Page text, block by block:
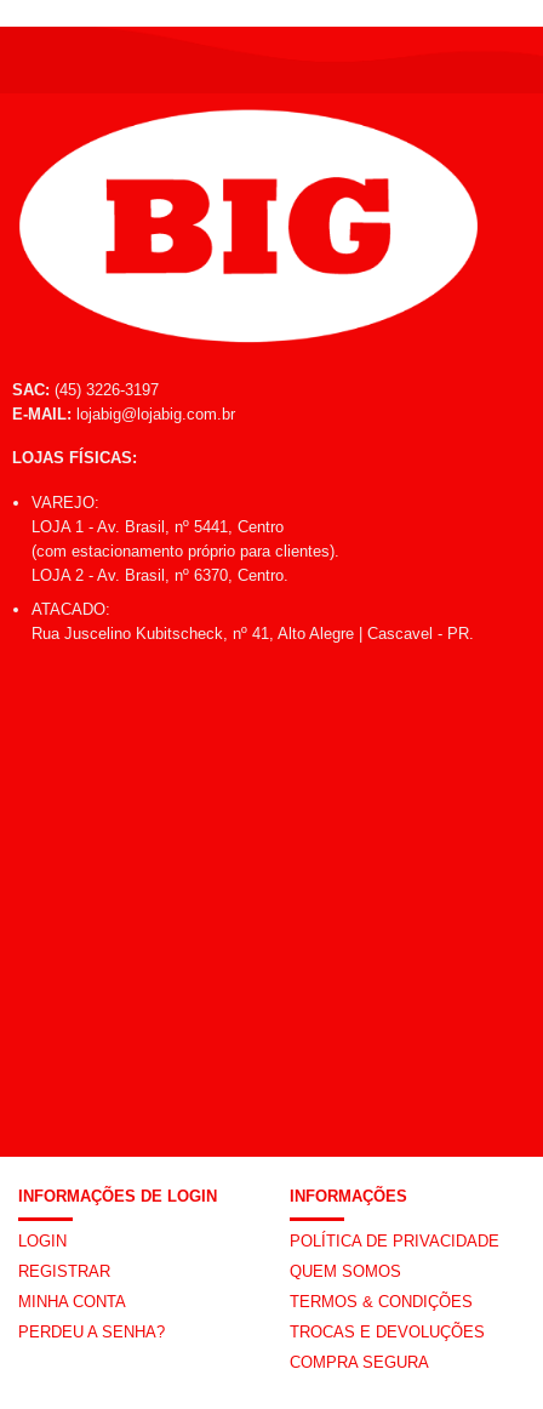
SAC: (45) 3226-3197
E-MAIL: lojabig@lojabig.com.br
LOJAS FÍSICAS:
VAREJO:
LOJA 1 - Av. Brasil, nº 5441, Centro
(com estacionamento próprio para clientes).
LOJA 2 - Av. Brasil, nº 6370, Centro.
ATACADO:
Rua Juscelino Kubitscheck, nº 41, Alto Alegre | Cascavel - PR.
INFORMAÇÕES DE LOGIN
LOGIN
REGISTRAR
MINHA CONTA
PERDEU A SENHA?
INFORMAÇÕES
POLÍTICA DE PRIVACIDADE
QUEM SOMOS
TERMOS & CONDIÇÕES
TROCAS E DEVOLUÇÕES
COMPRA SEGURA